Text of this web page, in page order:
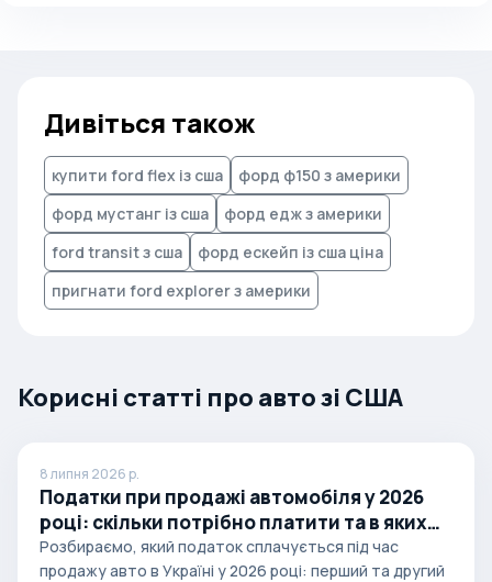
Дивіться також
купити ford flex із сша
форд ф150 з америки
форд мустанг із сша
форд едж з америки
ford transit з сша
форд ескейп із сша ціна
пригнати ford explorer з америки
Корисні статті про авто зі США
8 липня 2026 р.
Податки при продажі автомобіля у 2026
році: скільки потрібно платити та в яких
випадках
Розбираємо, який податок сплачується під час
продажу авто в Україні у 2026 році: перший та другий